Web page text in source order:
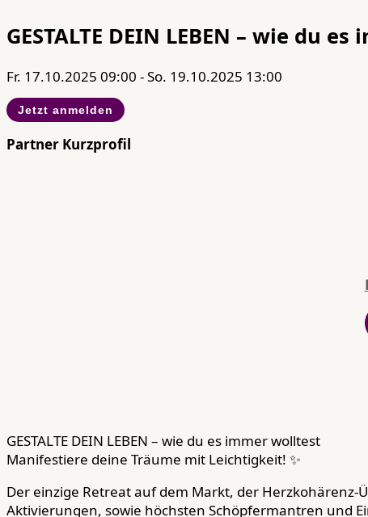
GESTALTE DEIN LEBEN – wie du
Fr. 17.10.2025 09:00 - So. 19.10.2025 13:00
Jetzt anmelden
Partner Kurzprofil
GESTALTE DEIN LEBEN – wie du es immer wolltest
Manifestiere deine Träume mit Leichtigkeit! ✨
Der einzige Retreat auf dem Markt, der Herzkohärenz-
Aktivierungen, sowie höchsten Schöpfermantren und